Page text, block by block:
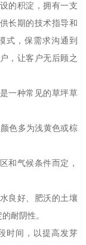
的积淀，拥有一支
长期的技术指导和
式，保需求沟通到
，让客户无后顾之
一种常见的草坪草
色多为浅黄色或棕
和气候条件而定，
良好、肥沃的土壤
耐阴性。
时间，以提高发芽